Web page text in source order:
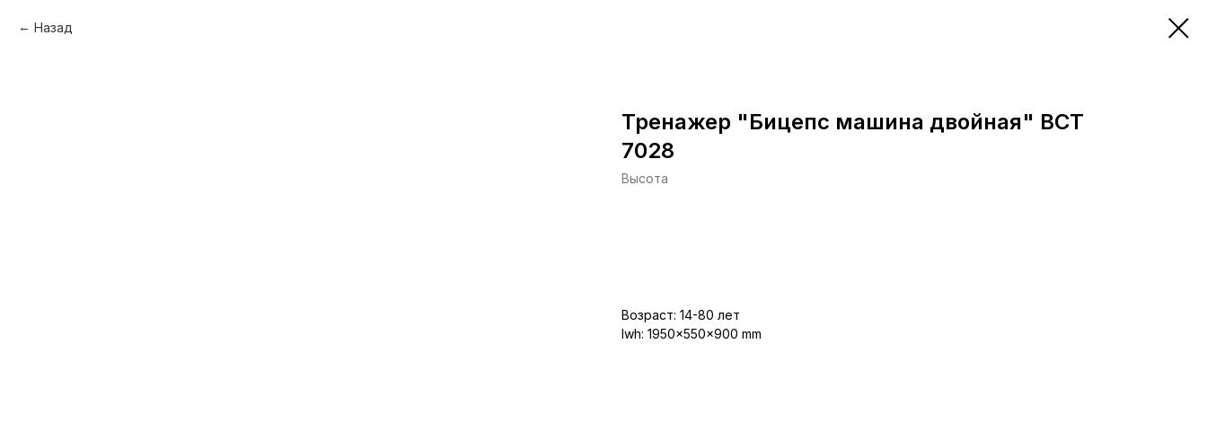
Назад
Тренажер "Бицепс машина двойная" ВСТ
7028
Высота
Возраст: 14-80 лет
lwh: 1950x550x900 mm